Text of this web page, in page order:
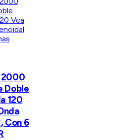
2000
Doble
120
Con 6